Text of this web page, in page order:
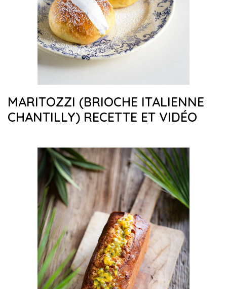
MARITOZZI (BRIOCHE ITALIENNE
CHANTILLY) RECETTE ET VIDÉO